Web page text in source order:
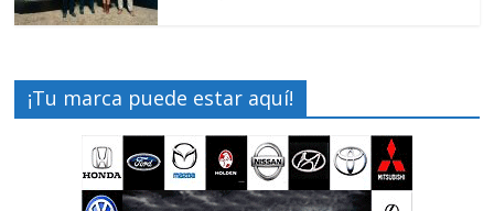
¡Tu marca puede estar aquí!